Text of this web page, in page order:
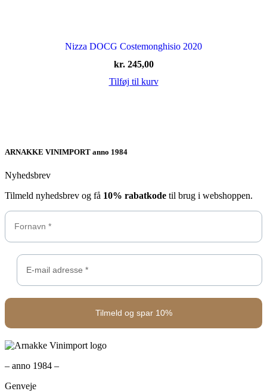
Nizza DOCG Costemonghisio 2020
kr.245,00
Tilføj til kurv
ARNAKKE VINIMPORT anno 1984
Nyhedsbrev
Tilmeld nyhedsbrev og få 10% rabatkode til brug i webshoppen.
– anno 1984 –
Genveje